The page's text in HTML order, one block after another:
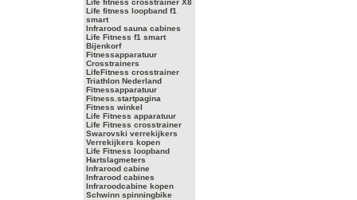
Life fitness crosstrainer X8
Life fitness loopband f1
smart
Infrarood sauna cabines
Life Fitness f1 smart
Bijenkorf
Fitnessapparatuur
Crosstrainers
LifeFitness crosstrainer
Triathlon Nederland
Fitnessapparatuur
Fitness.startpagina
Fitness winkel
Life Fitness apparatuur
Life Fitness crosstrainer
Swarovski verrekijkers
Verrekijkers kopen
Life Fitness loopband
Hartslagmeters
Infrarood cabine
Infrarood cabines
Infraroodcabine kopen
Schwinn spinningbike